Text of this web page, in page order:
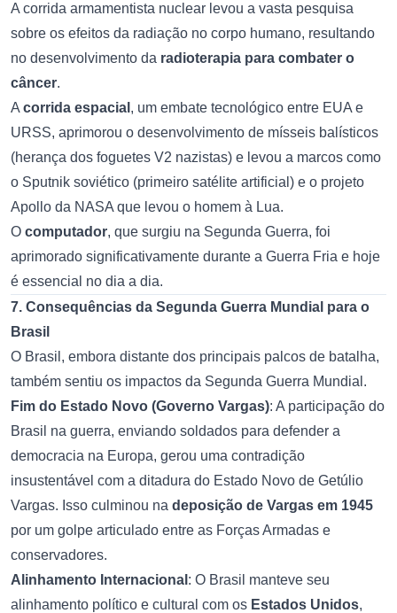
A corrida armamentista nuclear levou a vasta pesquisa
sobre os efeitos da radiação no corpo humano, resultando
no desenvolvimento da radioterapia para combater o
câncer.
A corrida espacial , um embate tecnológico entre EUA e
URSS, aprimorou o desenvolvimento de mísseis balísticos
(herança dos foguetes V2 nazistas) e levou a marcos como
o Sputnik soviético (primeiro satélite artificial) e o projeto
Apollo da NASA que levou o homem à Lua.
O computador, que surgiu na Segunda Guerra, foi
aprimorado significativamente durante a Guerra Fria e hoje
é essencial no dia a dia.
7. Consequências da Segunda Guerra Mundial para o
Brasil
O Brasil, embora distante dos principais palcos de batalha,
também sentiu os impactos da Segunda Guerra Mundial.
Fim do Estado Novo (Governo Vargas): A participação do
Brasil na guerra, enviando soldados para defender a
democracia na Europa, gerou uma contradição
insustentável com a ditadura do Estado Novo de Getúlio
Vargas. Isso culminou na deposição de Vargas em 1945
por um golpe articulado entre as Forças Armadas e
conservadores.
Alinhamento Internacional : O Brasil manteve seu
alinhamento político e cultural com os Estados Unidos,